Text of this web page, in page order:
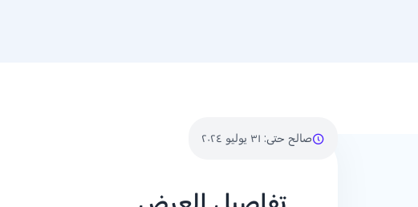
صالح حتى: ٣١ يوليو ٢٠٢٤